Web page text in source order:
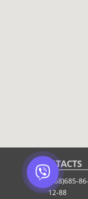
CONTACTS
(068)685-
12-88